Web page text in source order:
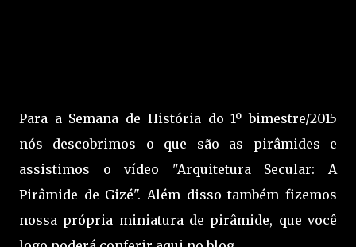
Para a Semana de História do 1º bimestre/2015
nós descobrimos o que são as pirâmides e
assistimos o vídeo "Arquitetura Secular: A
Pirâmide de Gizé". Além disso também fizemos
nossa própria miniatura de pirâmide, que você